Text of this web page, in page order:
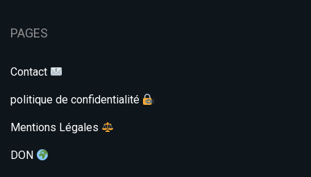
PAGES
Contact
politique de confidentialité
Mentions Légales
DON